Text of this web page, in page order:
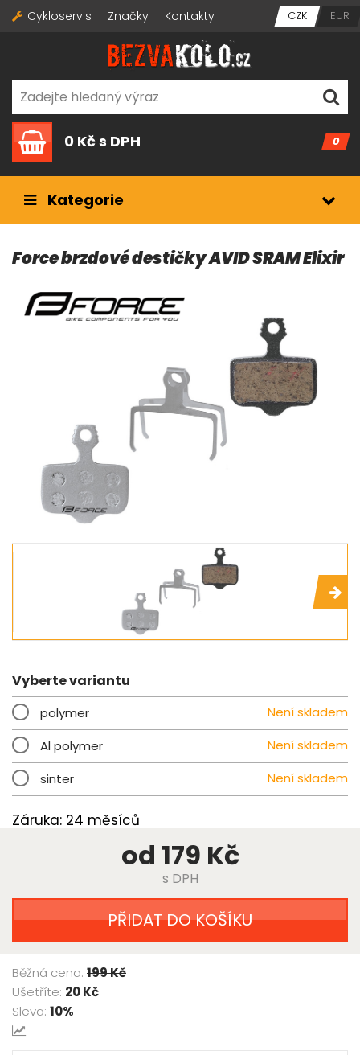
Cykloservis Značky Kontakty CZK EUR
0
0 Kčs DPH
Kategorie
Force brzdové destičky AVID SRAM Elixir
Vyberte variantu
polymer
Není skladem
Al polymer
Není skladem
sinter
Není skladem
Záruka: 24 měsíců
od 179 Kč
s DPH
PŘIDAT DO KOŠÍKU
Běžná cena: 199 Kč
Ušetříte: 20 Kč
Sleva: 10%